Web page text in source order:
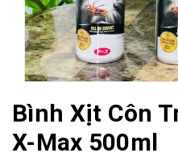
Bình Xịt Côn
X-Max 500ml